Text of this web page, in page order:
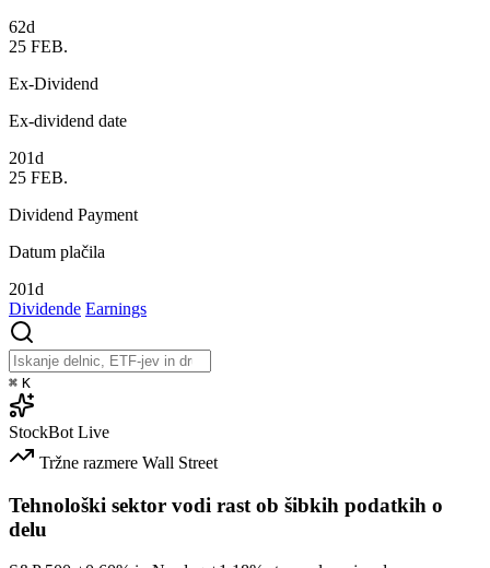
62d
25 FEB.
Ex-Dividend
Ex-dividend date
201d
25 FEB.
Dividend Payment
Datum plačila
201d
Dividende Earnings
⌘ K
StockBot Live
Tržne razmere Wall Street
Tehnološki sektor vodi rast ob šibkih podatkih o
delu